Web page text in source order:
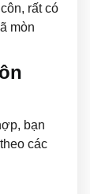
rất có
mòn
bạn
các